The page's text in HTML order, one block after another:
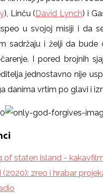
), Linču (David Lynch) i
u svojoj misiji i da
sadržaju i želji da bude
I pored brojnih
jednostavno nije
danima vrtim po glavi i
(2020): zreo i hrabar